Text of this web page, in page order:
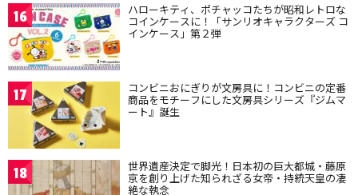
16 ハローキティ、ポチャッコたちが昭和レトロな
コインケースに！「サンリオキャラクターズ コ
インケース」第２弾
17 コンビニおにぎりが文房具に！コンビニの定番
商品をモチーフにした文房具シリーズ『ジムマ
ート』誕生
18 世界遺産決定で脚光！日本初の巨大都城・藤原
京を創り上げた知られざる女帝・持統天皇の凄
絶な執念